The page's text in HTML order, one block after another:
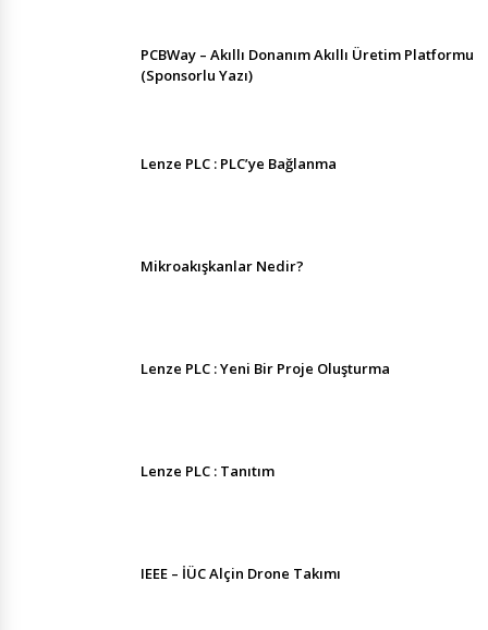
PCBWay – Akıllı Donanım Akıllı Üretim Platformu
(Sponsorlu Yazı)
Lenze PLC : PLC’ye Bağlanma
Mikroakışkanlar Nedir?
Lenze PLC : Yeni Bir Proje Oluşturma
Lenze PLC : Tanıtım
IEEE – İÜC Alçin Drone Takımı